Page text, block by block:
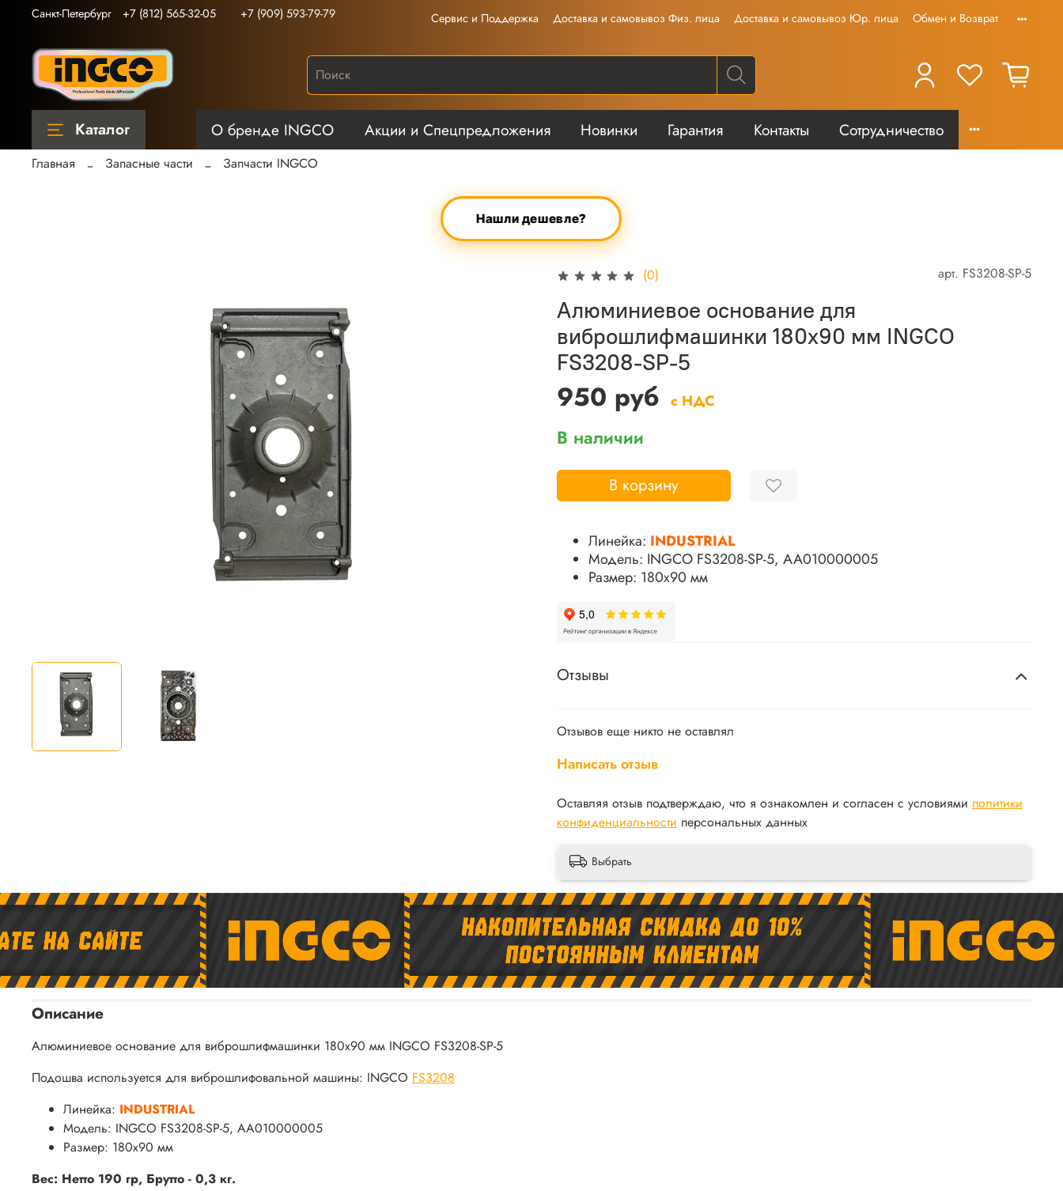
Сервис и Поддержка Доставка и самовывоз Физ. лица Доставка и самовывоз Юр. лица Обмен и Возврат
Санкт-Петербург +7 (812) 565-32-05 +7 (909) 593-79-79
Каталог О бренде INGCO Акции и Спецпредложения Новинки Гарантия Контакты Сотрудничество
Главная Запасные части Запчасти INGCO
Нашли дешевле?
(0) арт. FS3208-SP-5
Алюминиевое основание для
виброшлифмашинки 180х90 мм INGCO
FS3208-SP-5
950 руб с НДС
В наличии
В корзину
Линейка: INDUSTRIAL
Модель: INGCO FS3208-SP-5, AA010000005
Размер: 180х90 мм
Отзывы
Отзывов еще никто не оставлял
Написать отзыв
Оставляя отзыв подтверждаю, что я ознакомлен и согласен с условиями политики
конфиденциальности персональных данных
Выбрать
Описание
Алюминиевое основание для виброшлифмашинки 180х90 мм INGCO FS3208-SP-5
Подошва используется для виброшлифовальной машины: INGCO FS3208
Линейка: INDUSTRIAL
Модель: INGCO FS3208-SP-5, AA010000005
Размер: 180х90 мм
Вес: Нетто 190 гр, Брутто - 0,3 кг.